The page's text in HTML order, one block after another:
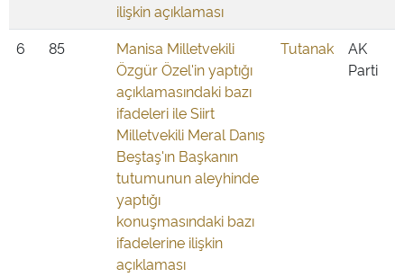
ilişkin açıklaması
6 85
Manisa Milletvekili
Özgür Özel'in yaptığı
açıklamasındaki bazı
ifadeleri ile Siirt
Milletvekili Meral Danış
Beştaş'ın Başkanın
tutumunun aleyhinde
yaptığı
konuşmasındaki bazı
ifadelerine ilişkin
açıklaması
Tutanak
AK
Parti